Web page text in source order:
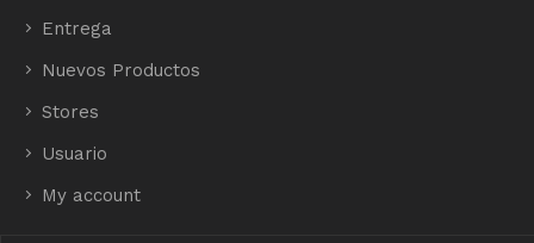
Entrega
Nuevos Productos
Stores
Usuario
My account